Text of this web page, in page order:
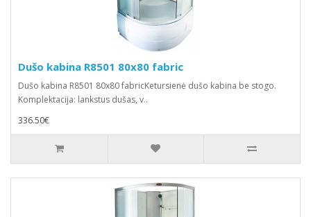
Dušo kabina R8501 80x80 fabric
Dušo kabina R8501 80x80 fabricKetursienė dušo kabina be stogo.
Komplektacija: lankstus dušas, v..
336.50€